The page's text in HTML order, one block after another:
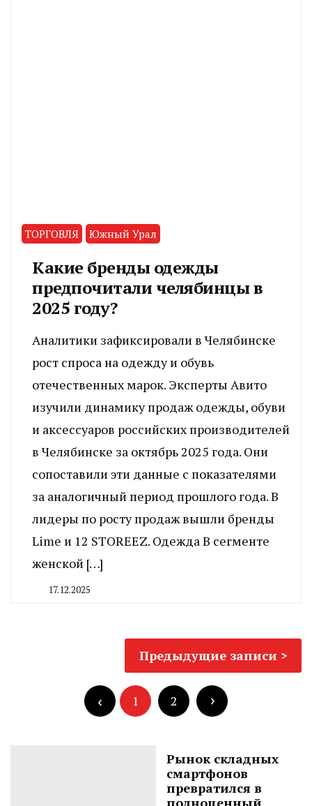
ТОРГОВЛЯ Южный Урал
Какие бренды одежды
предпочитали челябинцы в
2025 году?
Аналитики зафиксировали в Челябинске
рост спроса на одежду и обувь
отечественных марок. Эксперты Авито
изучили динамику продаж одежды, обуви
и аксессуаров российских производителей
в Челябинске за октябрь 2025 года. Они
сопоставили эти данные с показателями
за аналогичный период прошлого года. В
лидеры по росту продаж вышли бренды
Lime и 12 STOREEZ. Одежда В сегменте
женской […]
17.12.2025
Предыдущие записи
1 2
Рынок складных
смартфонов
превратился в